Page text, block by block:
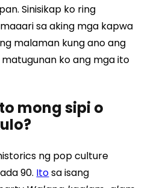
Sinisikap ko ring
sa aking mga kapwa
malaman kung ano ang
ko ang mga ito
mong sipi o
ng pop culture
90. Itosa isang